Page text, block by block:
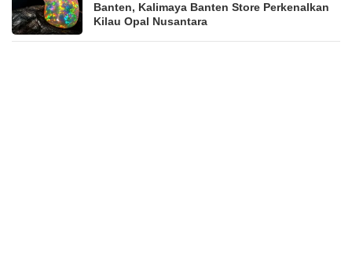
Banten, Kalimaya Banten Store Perkenalkan
Kilau Opal Nusantara